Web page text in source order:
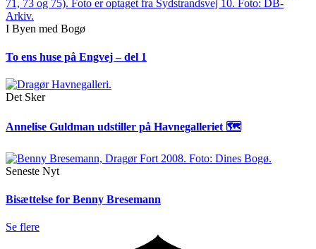
I Byen med Bogø
To ens huse på Engvej – del 1
Det Sker
Annelise Guldman udstiller på Havnegalleriet 🗺
Seneste Nyt
Bisættelse for Benny Bresemann
Se flere